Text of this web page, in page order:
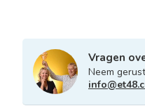
Vragen
Neem